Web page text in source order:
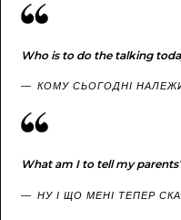
Who is to do the talking
КОМУ СЬОГОДНІ
What am I to tell my
НУ І ЩО МЕНІ ТЕПЕР